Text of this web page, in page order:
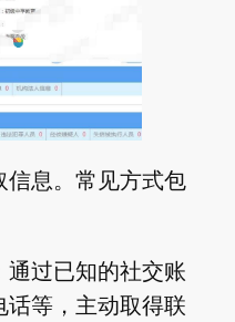
息。常见方式包
过已知的社交账
等，主动取得联